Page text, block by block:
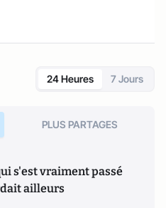
24 Heures 7 Jours
PLUS PARTAGES
s'est vraiment passé
ailleurs